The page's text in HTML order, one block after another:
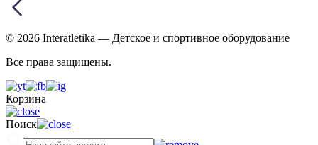
© 2026 Interatletika — Детское и спортивное оборудование
Все права защищены.
Корзина
Поиск